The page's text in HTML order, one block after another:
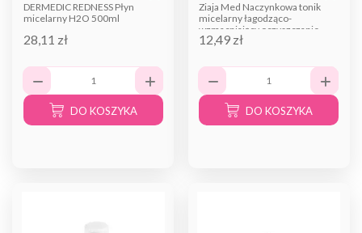
DERMEDIC REDNESS Płyn
micelarny H2O 500ml
28,11 zł
DO KOSZYKA
Ziaja Med Naczynkowa tonik
micelarny łagodząco-
wzmacniający oczyszczanie
demakijaż 200 ml
12,49 zł
DO KOSZYKA